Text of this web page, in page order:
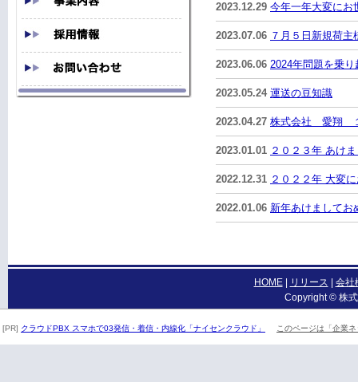
2023.12.29 今年一年大変にお
2023.07.06 ７月５日新規荷
2023.06.06 2024年問題を乗
2023.05.24 運送の豆知識
2023.04.27 株式会社 愛翔
2023.01.01 ２０２３年 あけ
2022.12.31 ２０２２年 大変
2022.01.06 新年あけましてお
HOME| リリース
会社
Copyright © 株
[PR] クラウドPBX スマホで03発信・着信・内線化「ナイセンクラウド」 このページは「企業